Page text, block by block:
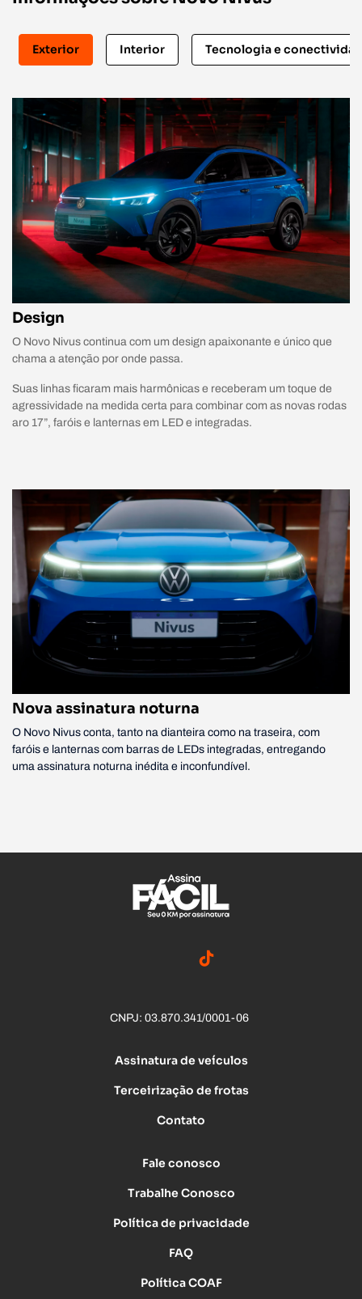
Exterior Interior Tecnologia e
Design
O Novo Nivus continua com um design apaixonante e único que
chama a atenção por onde passa.
Suas linhas ficaram mais harmônicas e receberam um toque de
agressividade na medida certa para combinar com as novas rodas
aro 17”, faróis e lanternas em LED e integradas.
Nova assinatura noturna
O Novo Nivus conta, tanto na dianteira como na traseira, com
faróis e lanternas com barras de LEDs integradas, entregando
uma assinatura noturna inédita e inconfundível.
CNPJ: 03.870.341/0001-06
Assinatura de veículos
Terceirização de frotas
Contato
Fale conosco
Trabalhe Conosco
Política de privacidade
FAQ
Política COAF